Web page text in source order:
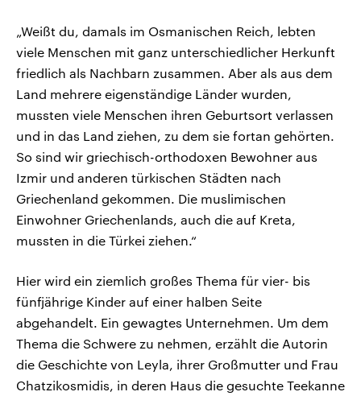
„Weißt du, damals im Osmanischen Reich, lebten
viele Menschen mit ganz unterschiedlicher Herkunft
friedlich als Nachbarn zusammen. Aber als aus dem
Land mehrere eigenständige Länder wurden,
mussten viele Menschen ihren Geburtsort verlassen
und in das Land ziehen, zu dem sie fortan gehörten.
So sind wir griechisch-orthodoxen Bewohner aus
Izmir und anderen türkischen Städten nach
Griechenland gekommen. Die muslimischen
Einwohner Griechenlands, auch die auf Kreta,
mussten in die Türkei ziehen.“
Hier wird ein ziemlich großes Thema für vier- bis
fünfjährige Kinder auf einer halben Seite
abgehandelt. Ein gewagtes Unternehmen. Um dem
Thema die Schwere zu nehmen, erzählt die Autorin
die Geschichte von Leyla, ihrer Großmutter und Frau
Chatzikosmidis, in deren Haus die gesuchte Teekanne